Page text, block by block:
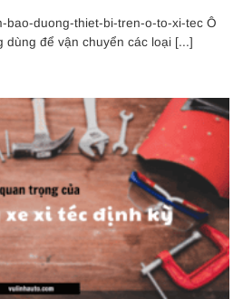
bao-duong-thiet-bi-tren-o-to-xi-tec Ô
dùng để vận chuyển các loại [...]